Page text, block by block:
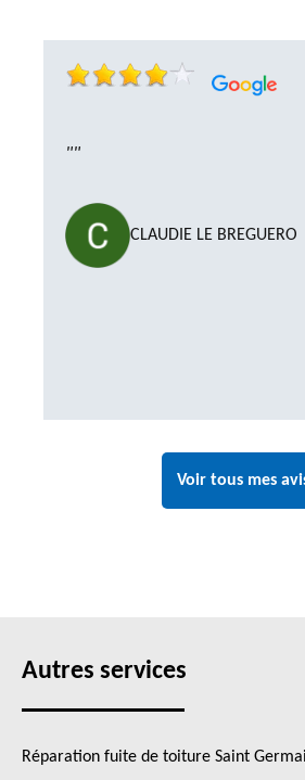
""
CLAUDIE LE BREGUERO
Voir tous mes
Autres services
Réparation fuite de toiture Saint